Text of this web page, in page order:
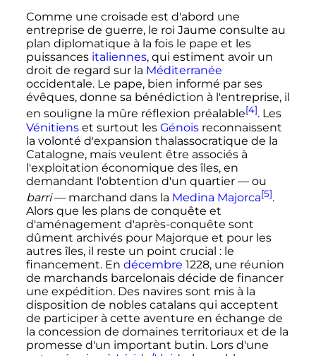
Comme une croisade est d'abord une
entreprise de guerre, le roi Jaume consulte au
plan diplomatique à la fois le pape et les
puissances italiennes, qui estiment avoir un
droit de regard sur la Méditerranée
occidentale. Le pape, bien informé par ses
évêques, donne sa bénédiction à l'entreprise, il
en souligne la mûre réflexion préalable[4]. Les
Vénitienset surtout les Génoisreconnaissent
la volonté d'expansion thalassocratique de la
Catalogne, mais veulent être associés à
l'exploitation économique des îles, en
demandant l'obtention d'un quartier — ou
barri— marchand dans la Medina Majorca[5].
Alors que les plans de conquête et
d'aménagement d'après-conquête sont
dûment archivés pour Majorque et pour les
autres îles, il reste un point crucial : le
financement. En décembre 1228, une réunion
de marchands barcelonais décide de financer
une expédition. Des navires sont mis à la
disposition de nobles catalans qui acceptent
de participer à cette aventure en échange de
la concession de domaines territoriaux et de la
promesse d'un important butin. Lors d'une